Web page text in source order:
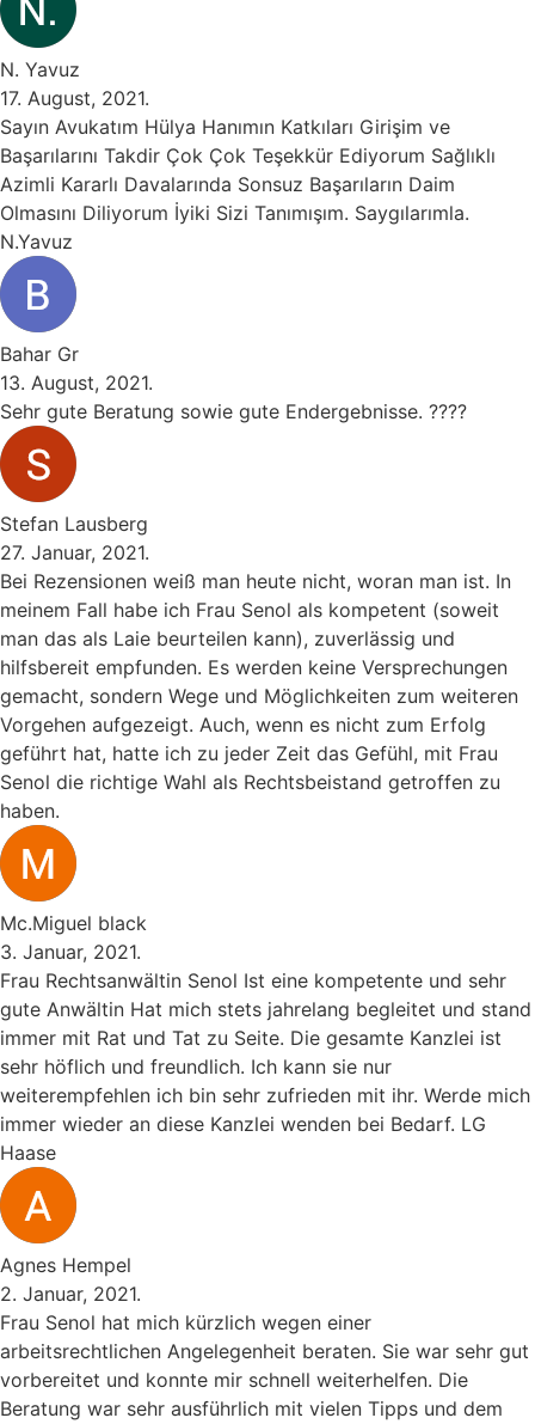
N. Yavuz
17. August, 2021.
Sayın Avukatım Hülya Hanımın Katkıları Girişim ve
Başarılarını Takdir Çok Çok Teşekkür Ediyorum Sağlıklı
Azimli Kararlı Davalarında Sonsuz Başarıların Daim
Olmasını Diliyorum İyiki Sizi Tanımışım. Saygılarımla.
N.Yavuz
Bahar Gr
13. August, 2021.
Sehr gute Beratung sowie gute Endergebnisse. ????
Stefan Lausberg
27. Januar, 2021.
Bei Rezensionen weiß man heute nicht, woran man ist. In
meinem Fall habe ich Frau Senol als kompetent (soweit
man das als Laie beurteilen kann), zuverlässig und
hilfsbereit empfunden. Es werden keine Versprechungen
gemacht, sondern Wege und Möglichkeiten zum weiteren
Vorgehen aufgezeigt. Auch, wenn es nicht zum Erfolg
geführt hat, hatte ich zu jeder Zeit das Gefühl, mit Frau
Senol die richtige Wahl als Rechtsbeistand getroffen zu
haben.
Mc.Miguel black
3. Januar, 2021.
Frau Rechtsanwältin Senol Ist eine kompetente und sehr
gute Anwältin Hat mich stets jahrelang begleitet und stand
immer mit Rat und Tat zu Seite. Die gesamte Kanzlei ist
sehr höflich und freundlich. Ich kann sie nur
weiterempfehlen ich bin sehr zufrieden mit ihr. Werde mich
immer wieder an diese Kanzlei wenden bei Bedarf. LG
Haase
Agnes Hempel
2. Januar, 2021.
Frau Senol hat mich kürzlich wegen einer
arbeitsrechtlichen Angelegenheit beraten. Sie war sehr gut
vorbereitet und konnte mir schnell weiterhelfen. Die
Beratung war sehr ausführlich mit vielen Tipps und dem